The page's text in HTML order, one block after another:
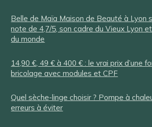
Belle de Maïa Maison de Beauté à Lyon
note de 4,7/5, son cadre du Vieux Lyon
du monde
14,90 €, 49 € à 400 € : le vrai prix d’une
bricolage avec modules et CPF
Quel sèche-linge choisir ? Pompe à
erreurs à éviter